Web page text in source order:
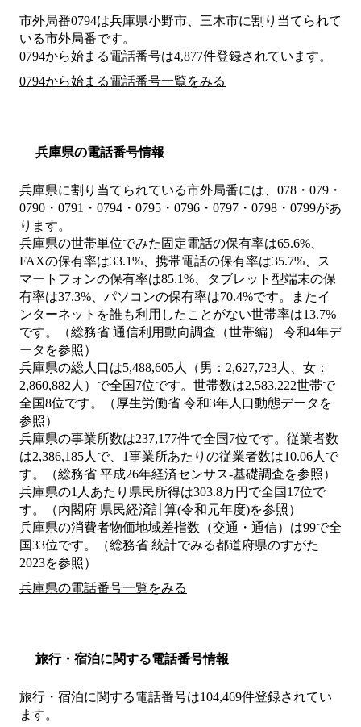
市外局番0794は兵庫県小野市、三木市に割り当てられて
いる市外局番です。
0794から始まる電話番号は4,877件登録されています。
0794から始まる電話番号一覧をみる
兵庫県の電話番号情報
兵庫県に割り当てられている市外局番には、078・079・
0790・0791・0794・0795・0796・0797・0798・0799があ
ります。
兵庫県の世帯単位でみた固定電話の保有率は65.6%、
FAXの保有率は33.1%、携帯電話の保有率は35.7%、ス
マートフォンの保有率は85.1%、タブレット型端末の保
有率は37.3%、パソコンの保有率は70.4%です。またイ
ンターネットを誰も利用したことがない世帯率は13.7%
です。（総務省 通信利用動向調査（世帯編） 令和4年デ
ータを参照）
兵庫県の総人口は5,488,605人（男：2,627,723人、女：
2,860,882人）で全国7位です。世帯数は2,583,222世帯で
全国8位です。（厚生労働省 令和3年人口動態データを
参照）
兵庫県の事業所数は237,177件で全国7位です。従業者数
は2,386,185人で、1事業所あたりの従業者数は10.06人で
す。（総務省 平成26年経済センサス‐基礎調査を参照）
兵庫県の1人あたり県民所得は303.8万円で全国17位で
す。（内閣府 県民経済計算(令和元年度)を参照）
兵庫県の消費者物価地域差指数（交通・通信）は99で全
国33位です。（総務省 統計でみる都道府県のすがた
2023を参照）
兵庫県の電話番号一覧をみる
旅行・宿泊に関する電話番号情報
旅行・宿泊に関する電話番号は104,469件登録されてい
ます。